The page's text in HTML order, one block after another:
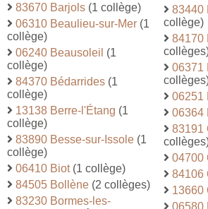
83670 Barjols (1 collège)
06310 Beaulieu-sur-Mer (1
collège)
06240 Beausoleil (1
collège)
84370 Bédarrides (1
collège)
13138 Berre-l'Étang (1
collège)
83890 Besse-sur-Issole (1
collège)
06410 Biot(1 collège)
84505 Bollène (2 collèges)
83230 Bormes-les-
83440
collège)
84170
06371
06251
06364
83191
04700
84106
13660
06580